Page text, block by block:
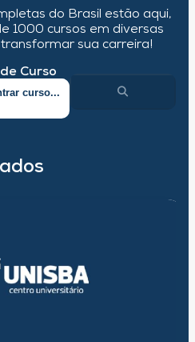
do Brasil estão aqui,
1000 cursos em diversas
sua carreira!
Curso